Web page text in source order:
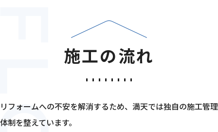
施工の流れ
リフォームへの不安を解消するため、満天では独自の施工管理
体制を整えています。